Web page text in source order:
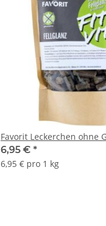
Favorit Leckerchen ohne
6,95 € *
6,95 € pro 1 kg